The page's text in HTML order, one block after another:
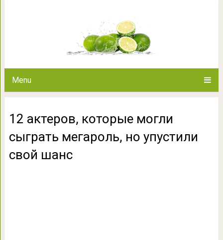
Menu
12 актеров, которые могли
сыграть мегароль, но упустили
свой шанс